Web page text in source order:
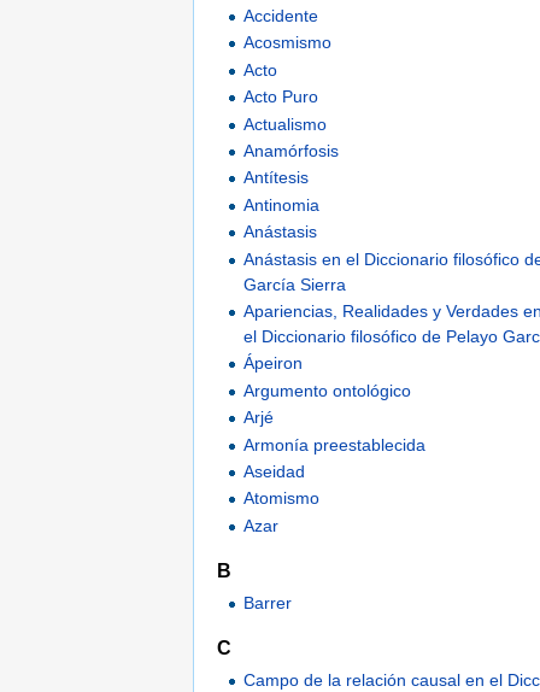
Accidente
Acosmismo
Acto
Acto Puro
Actualismo
Anamórfosis
Antítesis
Antinomia
Anástasis
Anástasis en el Diccionario filosófico
García Sierra
Apariencias, Realidades y Verdades
el Diccionario filosófico de Pelayo
Ápeiron
Argumento ontológico
Arjé
Armonía preestablecida
Aseidad
Atomismo
Azar
B
Barrer
C
Campo de la relación causal en el